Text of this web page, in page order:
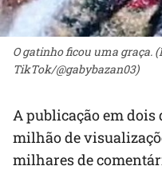
O gatinho ficou uma graça.
TikTok/@gabybazan03)
A publicação em dois
milhão de
milhares de